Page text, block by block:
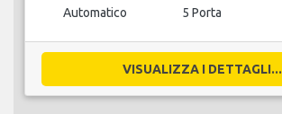
Automatico 5 Porta
VISUALIZZA I DETTAGLI...